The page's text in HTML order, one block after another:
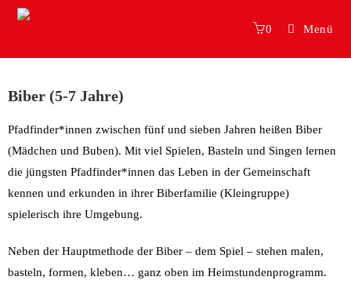
0 Menü
Biber (5-7 Jahre)
Pfadfinder*innen zwischen fünf und sieben Jahren heißen Biber
(Mädchen und Buben). Mit viel Spielen, Basteln und Singen lernen
die jüngsten Pfadfinder*innen das Leben in der Gemeinschaft
kennen und erkunden in ihrer Biberfamilie (Kleingruppe)
spielerisch ihre Umgebung.
Neben der Hauptmethode der Biber – dem Spiel – stehen malen,
basteln, formen, kleben… ganz oben im Heimstundenprogramm.